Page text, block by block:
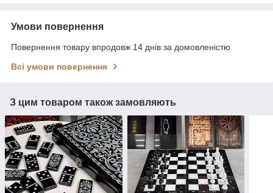
Умови повернення
Повернення товару впродовж 14 днів за домовленістю
Всі умови повернення
З цим товаром також замовляють